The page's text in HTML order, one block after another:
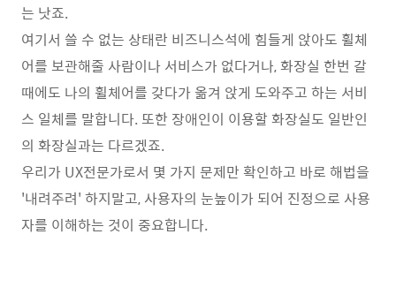
는 낫죠.
여기서 쓸 수 없는 상태란 비즈니스석에 힘들게 앉아도 휠체
어를 보관해줄 사람이나 서비스가 없다거나, 화장실 한번 갈
때에도 나의 휠체어를 갖다가 옮겨 앉게 도와주고 하는 서비
스 일체를 말합니다. 또한 장애인이 이용할 화장실도 일반인
의 화장실과는 다르겠죠.
우리가 UX전문가로서 몇 가지 문제만 확인하고 바로 해법을
'내려주려' 하지말고, 사용자의 눈높이가 되어 진정으로 사용
자를 이해하는 것이 중요합니다.